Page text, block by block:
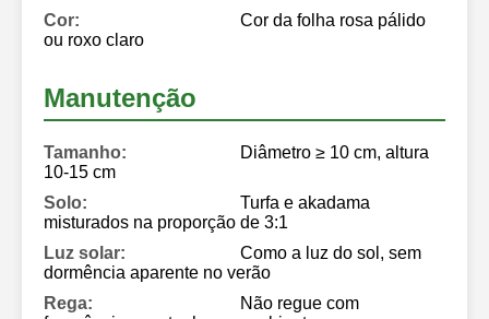
Cor:
Cor da folha rosa pálido
ou roxo claro
Manutenção
Tamanho:
Diâmetro ≥ 10 cm, altura
10-15 cm
Solo:
Turfa e akadama
misturados na proporção de 3:1
Luz solar:
Como a luz do sol, sem
dormência aparente no verão
Rega:
Não regue com